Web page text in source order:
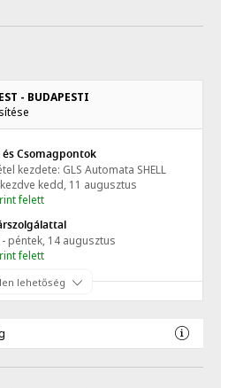
- BUDAPESTI
Csomagpontok
kezdete: GLS Automata SHELL
kedd, 11 augusztus
felett
péntek, 14 augusztus
felett
lehetőség